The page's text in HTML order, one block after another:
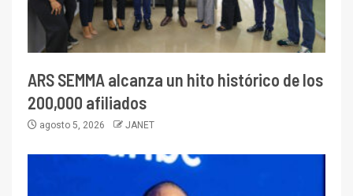
ARS SEMMA alcanza un hito histórico de los
200,000 afiliados
agosto 5, 2026 JANET